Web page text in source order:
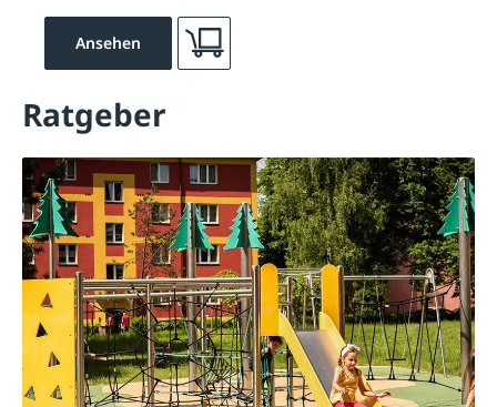
Ansehen
Ratgeber